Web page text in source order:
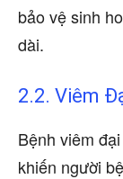
bảo vệ sinh
dài.
2.2. Viêm
Bệnh viêm
khiến người